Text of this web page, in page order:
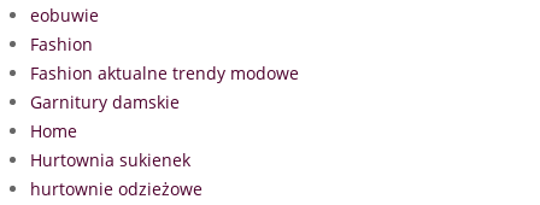
eobuwie
Fashion
Fashion aktualne trendy modowe
Garnitury damskie
Home
Hurtownia sukienek
hurtownie odzieżowe